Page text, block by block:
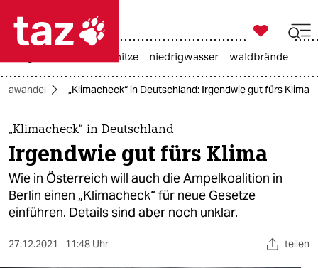
 taz zahl ich
taz zahl ich
themen
politik
öko

taz zahl ich
hitze niedrigwasser waldbrände
„Klimacheck“ in Deutschland: Irgendwie gut fürs Klima
„Klimacheck“ in Deutschland
Irgendwie gut fürs Klima
Wie in Österreich will auch die Ampelkoalition in
Berlin einen „Klimacheck“ für neue Gesetze
einführen. Details sind aber noch unklar.
27.12.2021 11:48 Uhr teilen